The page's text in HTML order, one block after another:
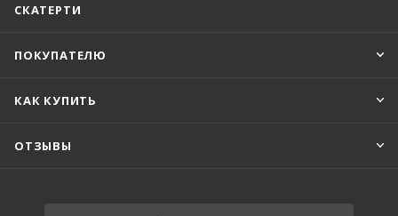
СКАТЕРТИ
ПОКУПАТЕЛЮ
КАК КУПИТЬ
ОТЗЫВЫ